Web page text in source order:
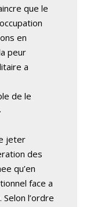
que le
en
peur
a
de le
jeter
des
qu’en
face a
l’ordre